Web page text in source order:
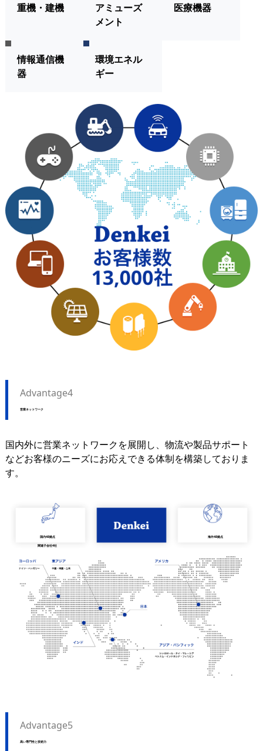
重機・建機
アミューズ
メント
医療機器
情報通信機
器
環境エネル
ギー
Advantage4
営業ネットワーク
国内外に営業ネットワークを展開し、物流や製品サポート
などお客様のニーズにお応えできる体制を構築しておりま
す。
国内48拠点
関連子会社4社
海外48拠点
Advantage5
高い専門性と技術力